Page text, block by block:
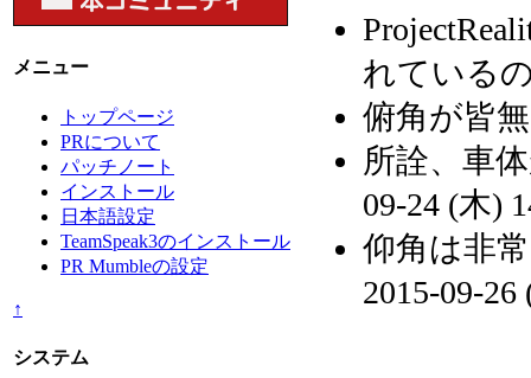
メニュー
トップページ
PRについて
パッチノート
インストール
日本語設定
TeamSpeak3のインストール
PR Mumbleの設定
↑
システム
れている
俯角が皆
所詮、車
09-24 (木)
仰角は非
2015-09-26